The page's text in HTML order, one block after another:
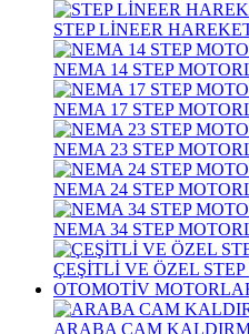
STEP LİNEER
NEMA 14 STEP
NEMA 17 STEP
NEMA 23 STEP
NEMA 24 STEP
NEMA 34 STEP
ÇEŞİTLİ VE ÖZEL
OTOMOTİV
ARABA CAM